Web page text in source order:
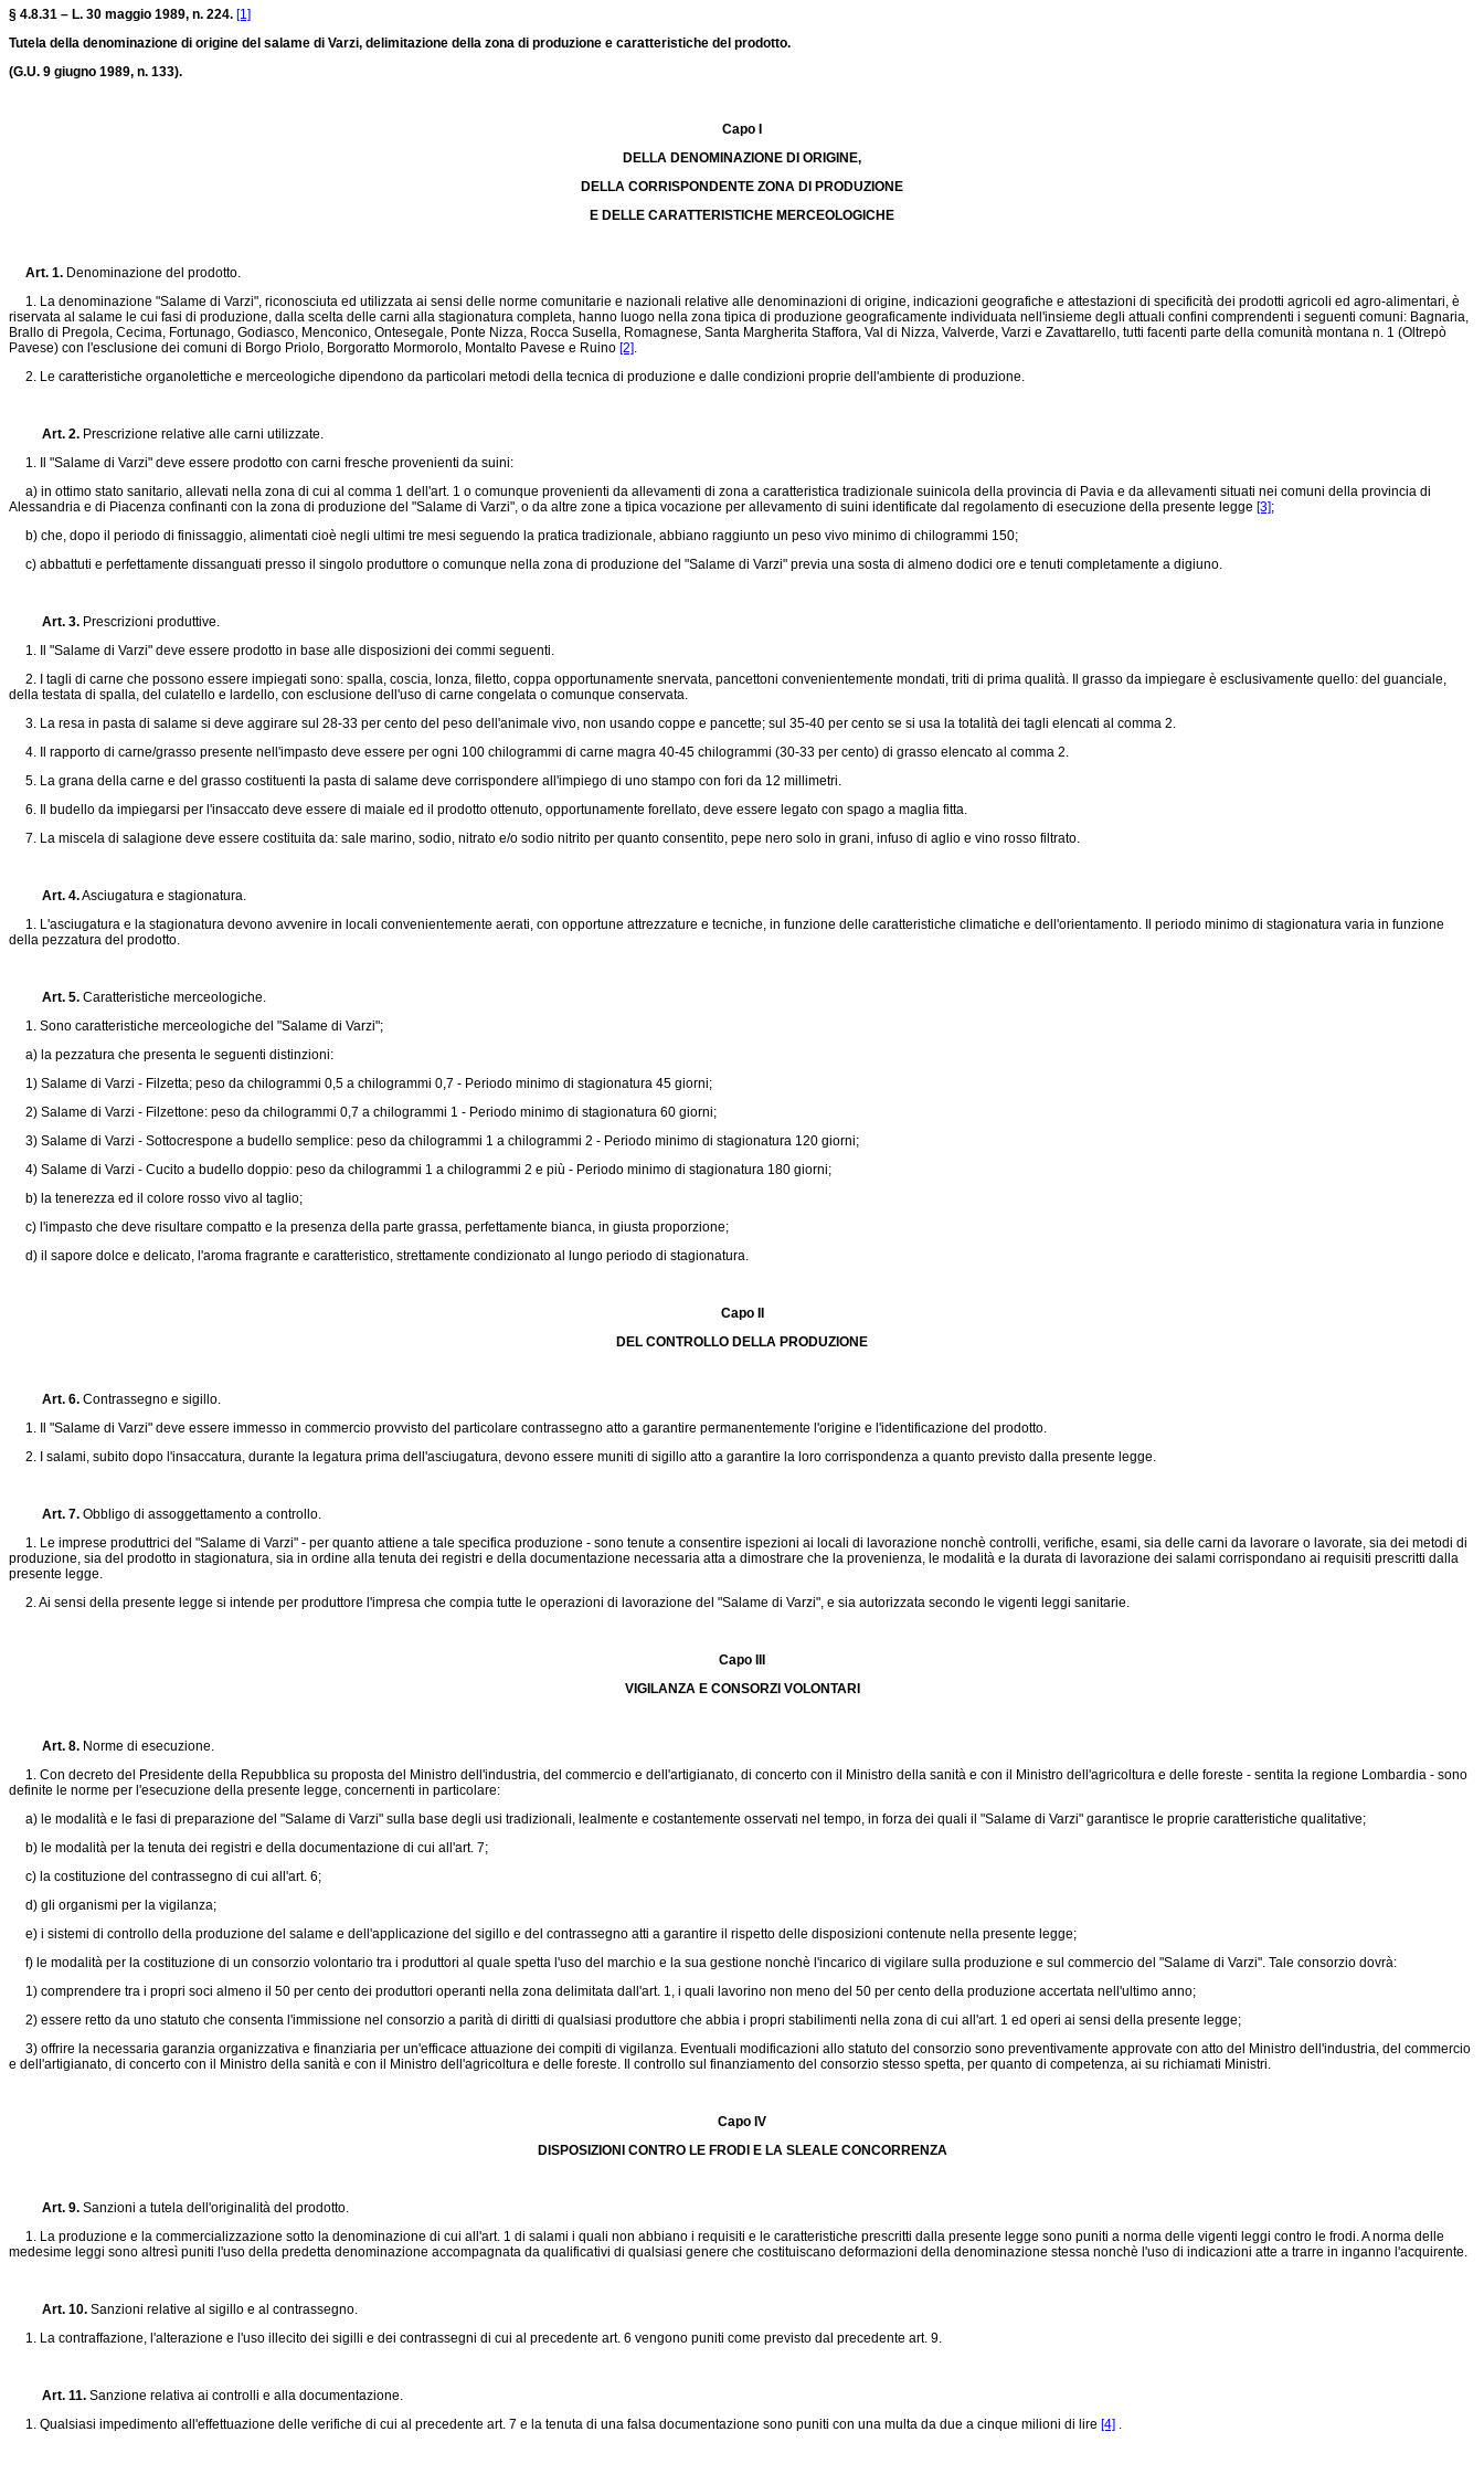
§ 4.8.31 – L. 30 maggio 1989, n. 224. [1]
Tutela della denominazione di origine del salame di Varzi, delimitazione della zona di produzione e caratteristiche del prodotto.
(G.U. 9 giugno 1989, n. 133).
Capo I
DELLA DENOMINAZIONE DI ORIGINE,
DELLA CORRISPONDENTE ZONA DI PRODUZIONE
E DELLE CARATTERISTICHE MERCEOLOGICHE
Art. 1. Denominazione del prodotto.
1. La denominazione "Salame di Varzi", riconosciuta ed utilizzata ai sensi delle norme comunitarie e nazionali relative alle denominazioni di origine, indicazioni geografiche e attestazioni di specificità dei prodotti agricoli ed agro-alimentari, è
riservata al salame le cui fasi di produzione, dalla scelta delle carni alla stagionatura completa, hanno luogo nella zona tipica di produzione geograficamente individuata nell'insieme degli attuali confini comprendenti i seguenti comuni: Bagnaria,
Brallo di Pregola, Cecima, Fortunago, Godiasco, Menconico, Ontesegale, Ponte Nizza, Rocca Susella, Romagnese, Santa Margherita Staffora, Val di Nizza, Valverde, Varzi e Zavattarello, tutti facenti parte della comunità montana n. 1 (Oltrepò
Pavese) con l'esclusione dei comuni di Borgo Priolo, Borgoratto Mormorolo, Montalto Pavese e Ruino [2].
2. Le caratteristiche organolettiche e merceologiche dipendono da particolari metodi della tecnica di produzione e dalle condizioni proprie dell'ambiente di produzione.
Art. 2. Prescrizione relative alle carni utilizzate.
1. Il "Salame di Varzi" deve essere prodotto con carni fresche provenienti da suini:
a) in ottimo stato sanitario, allevati nella zona di cui al comma 1 dell'art. 1 o comunque provenienti da allevamenti di zona a caratteristica tradizionale suinicola della provincia di Pavia e da allevamenti situati nei comuni della provincia di
Alessandria e di Piacenza confinanti con la zona di produzione del "Salame di Varzi", o da altre zone a tipica vocazione per allevamento di suini identificate dal regolamento di esecuzione della presente legge [3];
b) che, dopo il periodo di finissaggio, alimentati cioè negli ultimi tre mesi seguendo la pratica tradizionale, abbiano raggiunto un peso vivo minimo di chilogrammi 150;
c) abbattuti e perfettamente dissanguati presso il singolo produttore o comunque nella zona di produzione del "Salame di Varzi" previa una sosta di almeno dodici ore e tenuti completamente a digiuno.
Art. 3. Prescrizioni produttive.
1. Il "Salame di Varzi" deve essere prodotto in base alle disposizioni dei commi seguenti.
2. I tagli di carne che possono essere impiegati sono: spalla, coscia, lonza, filetto, coppa opportunamente snervata, pancettoni convenientemente mondati, triti di prima qualità. Il grasso da impiegare è esclusivamente quello: del guanciale,
della testata di spalla, del culatello e lardello, con esclusione dell'uso di carne congelata o comunque conservata.
3. La resa in pasta di salame si deve aggirare sul 28-33 per cento del peso dell'animale vivo, non usando coppe e pancette; sul 35-40 per cento se si usa la totalità dei tagli elencati al comma 2.
4. Il rapporto di carne/grasso presente nell'impasto deve essere per ogni 100 chilogrammi di carne magra 40-45 chilogrammi (30-33 per cento) di grasso elencato al comma 2.
5. La grana della carne e del grasso costituenti la pasta di salame deve corrispondere all'impiego di uno stampo con fori da 12 millimetri.
6. Il budello da impiegarsi per l'insaccato deve essere di maiale ed il prodotto ottenuto, opportunamente forellato, deve essere legato con spago a maglia fitta.
7. La miscela di salagione deve essere costituita da: sale marino, sodio, nitrato e/o sodio nitrito per quanto consentito, pepe nero solo in grani, infuso di aglio e vino rosso filtrato.
Art. 4.Asciugatura e stagionatura.
1. L'asciugatura e la stagionatura devono avvenire in locali convenientemente aerati, con opportune attrezzature e tecniche, in funzione delle caratteristiche climatiche e dell'orientamento. Il periodo minimo di stagionatura varia in funzione
della pezzatura del prodotto.
Art. 5. Caratteristiche merceologiche.
1. Sono caratteristiche merceologiche del "Salame di Varzi";
a) la pezzatura che presenta le seguenti distinzioni:
1) Salame di Varzi - Filzetta; peso da chilogrammi 0,5 a chilogrammi 0,7 - Periodo minimo di stagionatura 45 giorni;
2) Salame di Varzi - Filzettone: peso da chilogrammi 0,7 a chilogrammi 1 - Periodo minimo di stagionatura 60 giorni;
3) Salame di Varzi - Sottocrespone a budello semplice: peso da chilogrammi 1 a chilogrammi 2 - Periodo minimo di stagionatura 120 giorni;
4) Salame di Varzi - Cucito a budello doppio: peso da chilogrammi 1 a chilogrammi 2 e più - Periodo minimo di stagionatura 180 giorni;
b) la tenerezza ed il colore rosso vivo al taglio;
c) l'impasto che deve risultare compatto e la presenza della parte grassa, perfettamente bianca, in giusta proporzione;
d) il sapore dolce e delicato, l'aroma fragrante e caratteristico, strettamente condizionato al lungo periodo di stagionatura.
Capo II
DEL CONTROLLO DELLA PRODUZIONE
Art. 6. Contrassegno e sigillo.
1. Il "Salame di Varzi" deve essere immesso in commercio provvisto del particolare contrassegno atto a garantire permanentemente l'origine e l'identificazione del prodotto.
2. I salami, subito dopo l'insaccatura, durante la legatura prima dell'asciugatura, devono essere muniti di sigillo atto a garantire la loro corrispondenza a quanto previsto dalla presente legge.
Art. 7. Obbligo di assoggettamento a controllo.
1. Le imprese produttrici del "Salame di Varzi" - per quanto attiene a tale specifica produzione - sono tenute a consentire ispezioni ai locali di lavorazione nonchè controlli, verifiche, esami, sia delle carni da lavorare o lavorate, sia dei metodi di
produzione, sia del prodotto in stagionatura, sia in ordine alla tenuta dei registri e della documentazione necessaria atta a dimostrare che la provenienza, le modalità e la durata di lavorazione dei salami corrispondano ai requisiti prescritti dalla
presente legge.
2. Ai sensi della presente legge si intende per produttore l'impresa che compia tutte le operazioni di lavorazione del "Salame di Varzi", e sia autorizzata secondo le vigenti leggi sanitarie.
Capo III
VIGILANZA E CONSORZI VOLONTARI
Art. 8. Norme di esecuzione.
1. Con decreto del Presidente della Repubblica su proposta del Ministro dell'industria, del commercio e dell'artigianato, di concerto con il Ministro della sanità e con il Ministro dell'agricoltura e delle foreste - sentita la regione Lombardia - sono
definite le norme per l'esecuzione della presente legge, concernenti in particolare:
a) le modalità e le fasi di preparazione del "Salame di Varzi" sulla base degli usi tradizionali, lealmente e costantemente osservati nel tempo, in forza dei quali il "Salame di Varzi" garantisce le proprie caratteristiche qualitative;
b) le modalità per la tenuta dei registri e della documentazione di cui all'art. 7;
c) la costituzione del contrassegno di cui all'art. 6;
d) gli organismi per la vigilanza;
e) i sistemi di controllo della produzione del salame e dell'applicazione del sigillo e del contrassegno atti a garantire il rispetto delle disposizioni contenute nella presente legge;
f) le modalità per la costituzione di un consorzio volontario tra i produttori al quale spetta l'uso del marchio e la sua gestione nonchè l'incarico di vigilare sulla produzione e sul commercio del "Salame di Varzi". Tale consorzio dovrà:
1) comprendere tra i propri soci almeno il 50 per cento dei produttori operanti nella zona delimitata dall'art. 1, i quali lavorino non meno del 50 per cento della produzione accertata nell'ultimo anno;
2) essere retto da uno statuto che consenta l'immissione nel consorzio a parità di diritti di qualsiasi produttore che abbia i propri stabilimenti nella zona di cui all'art. 1 ed operi ai sensi della presente legge;
3) offrire la necessaria garanzia organizzativa e finanziaria per un'efficace attuazione dei compiti di vigilanza. Eventuali modificazioni allo statuto del consorzio sono preventivamente approvate con atto del Ministro dell'industria, del commercio
e dell'artigianato, di concerto con il Ministro della sanità e con il Ministro dell'agricoltura e delle foreste. Il controllo sul finanziamento del consorzio stesso spetta, per quanto di competenza, ai su richiamati Ministri.
Capo IV
DISPOSIZIONI CONTRO LE FRODI E LA SLEALE CONCORRENZA
Art. 9. Sanzioni a tutela dell'originalità del prodotto.
1. La produzione e la commercializzazione sotto la denominazione di cui all'art. 1 di salami i quali non abbiano i requisiti e le caratteristiche prescritti dalla presente legge sono puniti a norma delle vigenti leggi contro le frodi. A norma delle
medesime leggi sono altresì puniti l'uso della predetta denominazione accompagnata da qualificativi di qualsiasi genere che costituiscano deformazioni della denominazione stessa nonchè l'uso di indicazioni atte a trarre in inganno l'acquirente.
Art. 10. Sanzioni relative al sigillo e al contrassegno.
1. La contraffazione, l'alterazione e l'uso illecito dei sigilli e dei contrassegni di cui al precedente art. 6 vengono puniti come previsto dal precedente art. 9.
Art. 11. Sanzione relativa ai controlli e alla documentazione.
1. Qualsiasi impedimento all'effettuazione delle verifiche di cui al precedente art. 7 e la tenuta di una falsa documentazione sono puniti con una multa da due a cinque milioni di lire [4] .